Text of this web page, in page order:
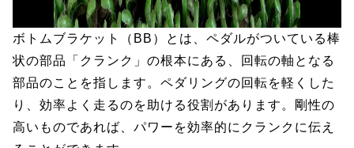
ボトムブラケット（BB）とは、ペダルがついている棒
状の部品「クランク」の根本にある、回転の軸となる
部品のことを指します。ペダリングの回転を軽くした
り、効率よく走るのを助ける役割があります。剛性の
高いものであれば、パワーを効率的にクランクに伝え